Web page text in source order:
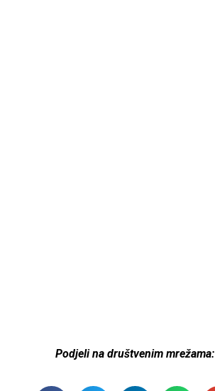
Podjeli na društvenim mrežama: